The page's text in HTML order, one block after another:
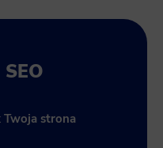
Twoja strona